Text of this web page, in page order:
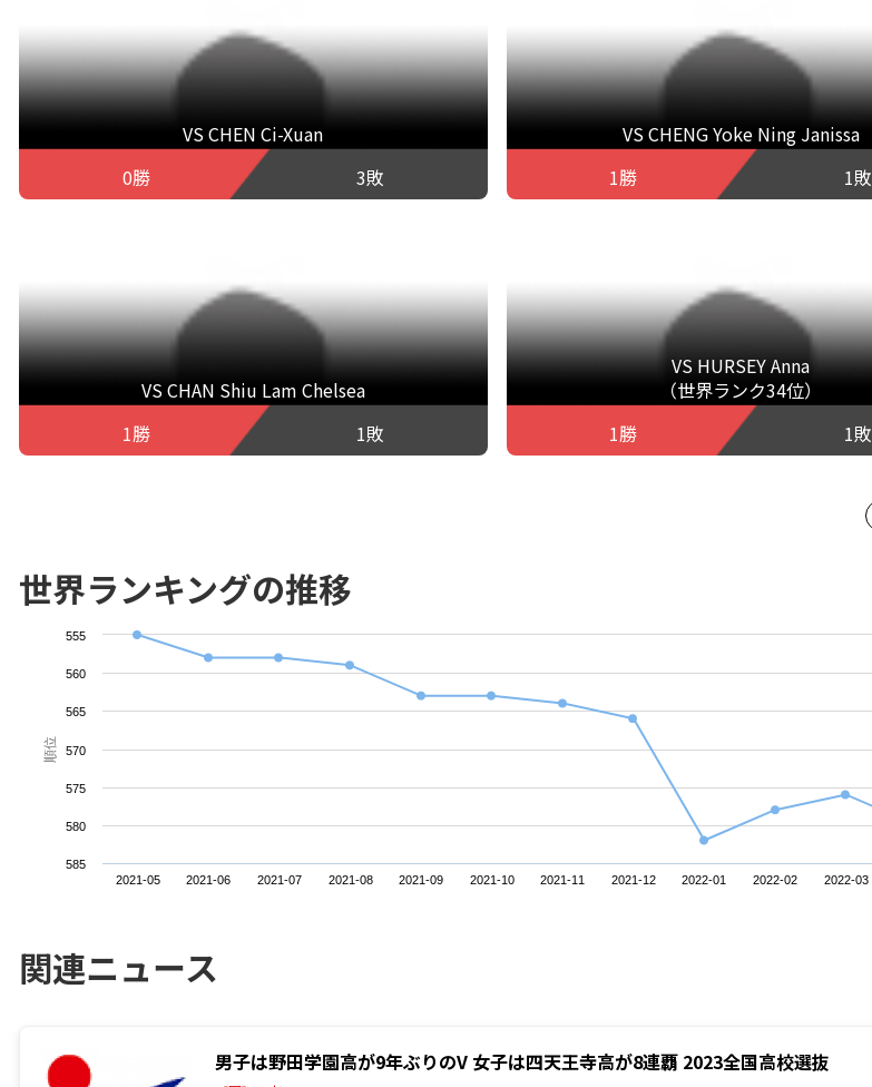
VS CHEN Ci-Xuan
0勝
3敗
VS CHENG Yoke Ning Janissa
1勝
1敗
VS CHAN Shiu Lam Chelsea
1勝
1敗
VS HURSEY Anna
（世界ランク34位）
1勝
1敗
世界ランキングの推移
順位
2021-05 2021-06 2021-07 2021-08 2021-09 2021-10 2021-11 2021-12 2022-01 2022-02 2022-03
555
560
565
570
575
580
585
関連ニュース
男子は野田学園高が9年ぶりのV 女子は四天王寺高が8連覇 2023全国高校選抜